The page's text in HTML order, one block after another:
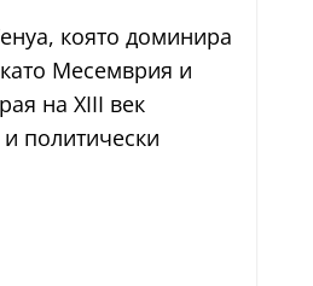
която доминира
Месемврия и
на XIII век
политически